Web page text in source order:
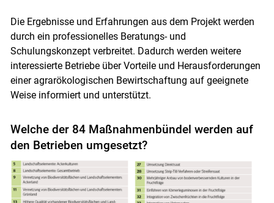
Die Ergebnisse und Erfahrungen aus dem Projekt werden
durch ein professionelles Beratungs- und
Schulungskonzept verbreitet. Dadurch werden weitere
interessierte Betriebe über Vorteile und Herausforderungen
einer agrarökologischen Bewirtschaftung auf geeignete
Weise informiert und unterstützt.
Welche der 84 Maßnahmenbündel werden auf
den Betrieben umgesetzt?